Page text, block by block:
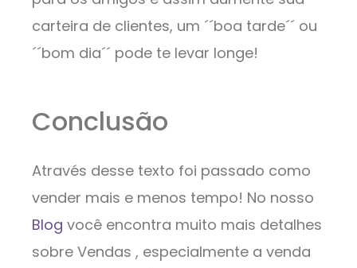
carteira de clientes, um ´´boa tarde´´ ou
´´bom dia´´ pode te levar longe!
Conclusão
Através desse texto foi passado como
vender mais e menos tempo! No nosso
Blog você encontra muito mais detalhes
sobre Vendas , especialmente a venda